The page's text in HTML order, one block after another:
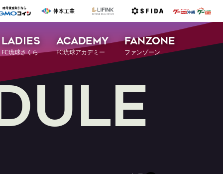
LADIES
FC琉球さくら
ACADEMY
FC琉球アカデミー
FANZONE
ファンゾーン
ULE